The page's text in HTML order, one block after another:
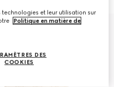
et leur utilisation sur
Politique en matière de
DES
COOKIES